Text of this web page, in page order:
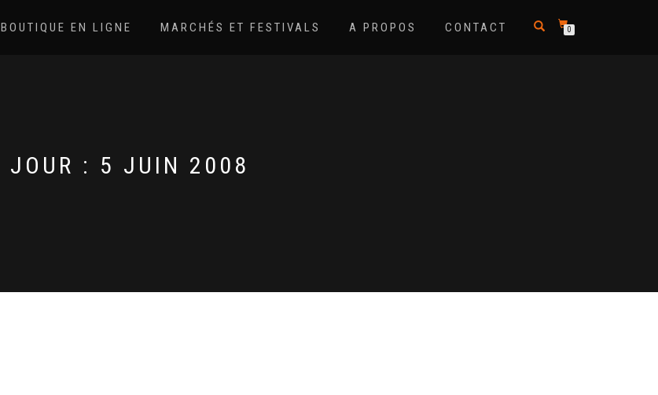
BOUTIQUE EN LIGNE MARCHÉS ET FESTIVALS A PROPOS CONTACT 0
JOUR : 5 JUIN 2008